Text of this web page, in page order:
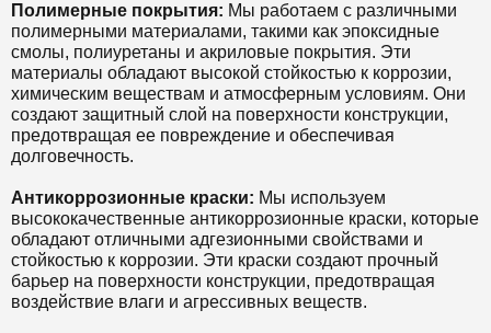
Полимерные покрытия: Мы работаем с различными
полимерными материалами, такими как эпоксидные
смолы, полиуретаны и акриловые покрытия. Эти
материалы обладают высокой стойкостью к коррозии,
химическим веществам и атмосферным условиям. Они
создают защитный слой на поверхности конструкции,
предотвращая ее повреждение и обеспечивая
долговечность.
Антикоррозионные краски: Мы используем
высококачественные антикоррозионные краски, которые
обладают отличными адгезионными свойствами и
стойкостью к коррозии. Эти краски создают прочный
барьер на поверхности конструкции, предотвращая
воздействие влаги и агрессивных веществ.